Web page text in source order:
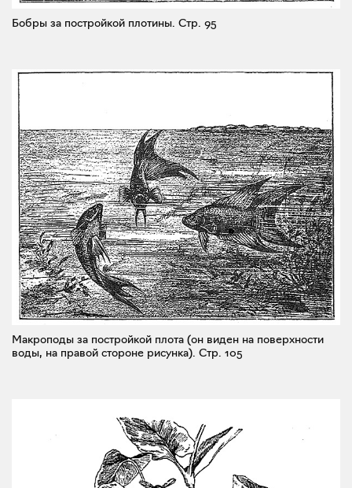
Бобры за постройкой плотины. Стр. 95
Макроподы за постройкой плота (он виден на поверхности
воды, на правой стороне рисунка). Стр. 105